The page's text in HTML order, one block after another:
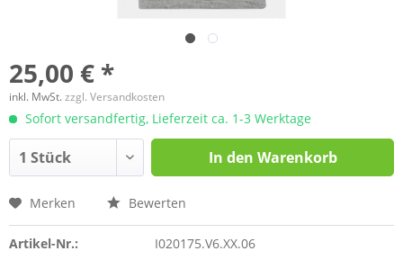
25,00 € *
inkl. MwSt.zzgl. Versandkosten
Sofort versandfertig, Lieferzeit ca. 1-3 Werktage
In den Warenkorb
Merken Bewerten
Artikel-Nr.: I020175.V6.XX.06